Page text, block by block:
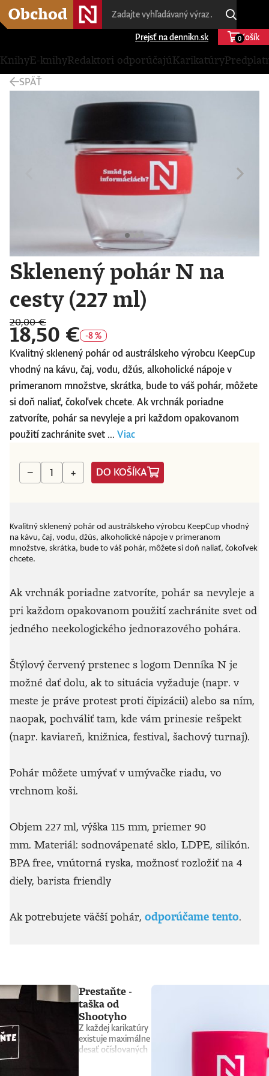
Prejsť na dennikn.sk Košík
0
KnihyE-knihyRedaktori odporúčajúKarikatúry
SPÄŤ
Sklenený pohár N na
cesty (227 ml)
20,00 €
18,50 € -8 %
Kvalitný sklenený pohár od austrálskeho výrobcu KeepCup
vhodný na kávu, čaj, vodu, džús, alkoholické nápoje v
primeranom množstve, skrátka, bude to váš pohár, môžete
si doň naliať, čokoľvek chcete. Ak vrchnák poriadne
zatvoríte, pohár sa nevyleje a pri každom opakovanom
použití zachránite svet ... Viac
− + DO KOŠÍKA
Kvalitný sklenený pohár od austrálskeho výrobcu KeepCup vhodný
na kávu, čaj, vodu, džús, alkoholické nápoje v primeranom
množstve, skrátka, bude to váš pohár, môžete si doň naliať, čokoľvek
chcete.
Ak vrchnák poriadne zatvoríte, pohár sa nevyleje a
pri každom opakovanom použití zachránite svet od
jedného neekologického jednorazového pohára.
Štýlový červený prstenec s logom Denníka N je
možné dať dolu, ak to situácia vyžaduje (napr. v
meste je práve protest proti čipizácii) alebo sa ním,
naopak, pochváliť tam, kde vám prinesie rešpekt
(napr. kaviareň, knižnica, festival, šachový turnaj).
Pohár môžete umývať v umývačke riadu, vo
vrchnom koši.
Objem 227 ml, výška 115 mm, priemer 90
mm. Materiál: sodnovápenaté sklo, LDPE, silikón.
BPA free, vnútorná ryska, možnosť rozložiť na 4
diely, barista friendly
Ak potrebujete väčší pohár, odporúčame tento.
Prestaňte -
taška od
Shootyho
Z každej karikatúry
existuje maximálne
desať očíslovaných